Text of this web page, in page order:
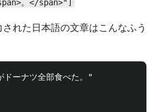
。</span>"]
れた日本語の文章はこんなふう
ドーナツ全部食べた。"